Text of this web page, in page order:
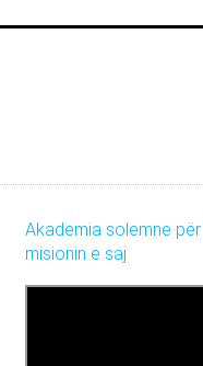
Akademia solemne
misionin e saj